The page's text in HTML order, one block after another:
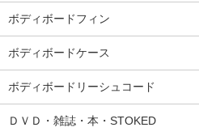
ボディボードフィン
ボディボードケース
ボディボードリーシュコード
ＤＶＤ・雑誌・本・STOKED